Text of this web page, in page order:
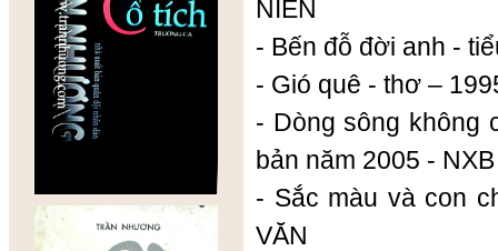
NIÊN
- Bến đỗ đời anh -
- Gió quê - thơ –
- Dòng sông không
bản năm 2005 -
- Sắc màu và con
VĂN